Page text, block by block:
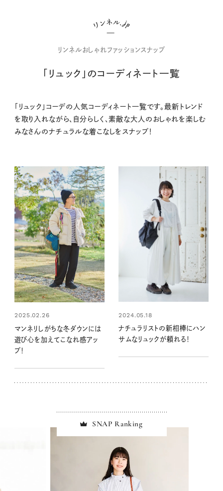
リンネルおしゃれファッションスナップ
「リュック」のコーディネート一覧
「リュック」コーデの人気コーディネート一覧です。最新トレンド
を取り入れながら、自分らしく、素敵な大人のおしゃれを楽しむ
みなさんのナチュラルな着こなしをスナップ！
2025.02.26
マンネリしがちな冬ダウンには
遊び心を加えてこなれ感アッ
プ！
2024.05.18
ナチュラリストの新相棒にハン
サムなリュックが頼れる！
SNAP Ranking